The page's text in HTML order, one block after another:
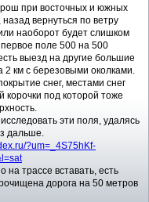
при восточных и южных
вернуться по ветру
наоборот будет слишком
поле 500 на 500
выезд на другие большие
км с березовыми околками.
снег, местами снег
корочки под которой тоже
эти поля, удалясь
дальше.
?um=_4S75hKf-
трассе вставать, есть
дорога на 50 метров